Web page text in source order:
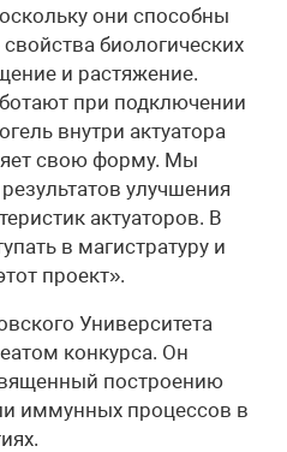
они способны
биологических
и растяжение.
при подключении
внутри актуатора
свою форму. Мы
улучшения
актуаторов. В
в магистратуру и
проект».
Университета
конкурса. Он
построению
иммунных процессов в